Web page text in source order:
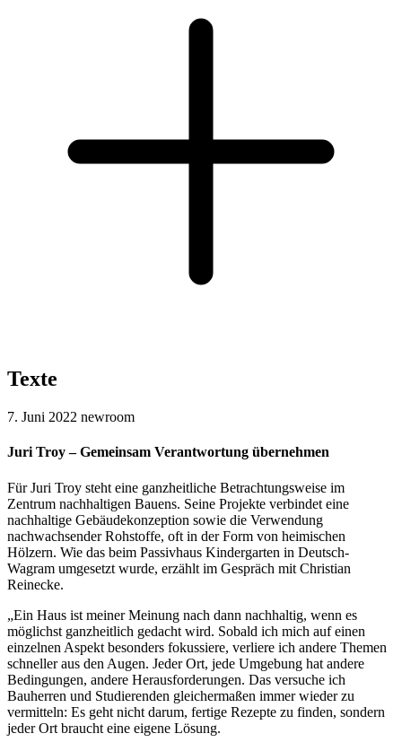
Texte
7. Juni 2022 newroom
Juri Troy – Gemeinsam Verantwortung übernehmen
Für Juri Troy steht eine ganzheitliche Betrachtungsweise im
Zentrum nachhaltigen Bauens. Seine Projekte verbindet eine
nachhaltige Gebäudekonzeption sowie die Verwendung
nachwachsender Rohstoffe, oft in der Form von heimischen
Hölzern. Wie das beim Passivhaus Kindergarten in Deutsch-
Wagram umgesetzt wurde, erzählt im Gespräch mit Christian
Reinecke.
„Ein Haus ist meiner Meinung nach dann nachhaltig, wenn es
möglichst ganzheitlich gedacht wird. Sobald ich mich auf einen
einzelnen Aspekt besonders fokussiere, verliere ich andere Themen
schneller aus den Augen. Jeder Ort, jede Umgebung hat andere
Bedingungen, andere Herausforderungen. Das versuche ich
Bauherren und Studierenden gleichermaßen immer wieder zu
vermitteln: Es geht nicht darum, fertige Rezepte zu finden, sondern
jeder Ort braucht eine eigene Lösung.